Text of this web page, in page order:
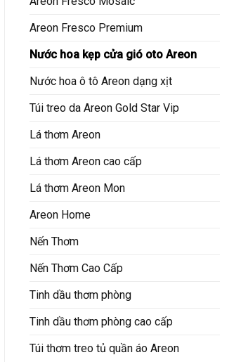
Areon Fresco Premium
Nước hoa kẹp cửa gió oto Areon
Nước hoa ô tô Areon dạng xịt
Túi treo da Areon Gold Star Vip
Lá thơm Areon
Lá thơm Areon cao cấp
Lá thơm Areon Mon
Areon Home
Nến Thơm
Nến Thơm Cao Cấp
Tinh dầu thơm phòng
Tinh dầu thơm phòng cao cấp
Túi thơm treo tủ quần áo Areon